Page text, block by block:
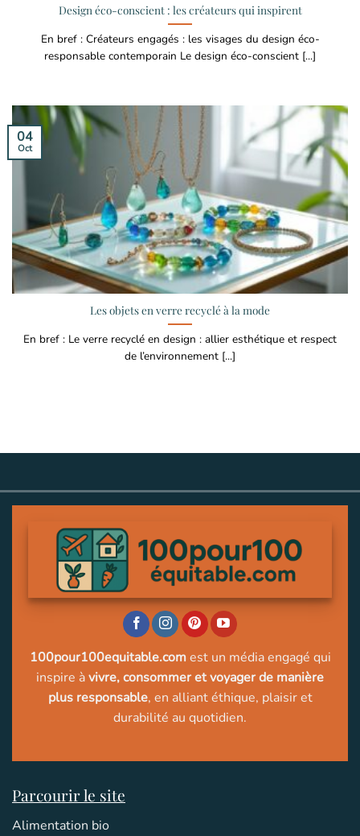
Design éco-conscient : les créateurs qui inspirent
En bref : Créateurs engagés : les visages du design éco-
responsable contemporain Le design éco-conscient [...]
Les objets en verre recyclé à la mode
En bref : Le verre recyclé en design : allier esthétique et respect
de l’environnement [...]
04
Oct
100pour100equitable.comest un média engagé qui
inspire àvivre, consommer et voyager de manière
plus responsable, en alliant éthique, plaisir et
durabilité au quotidien.
Parcourir le site
Alimentation bio